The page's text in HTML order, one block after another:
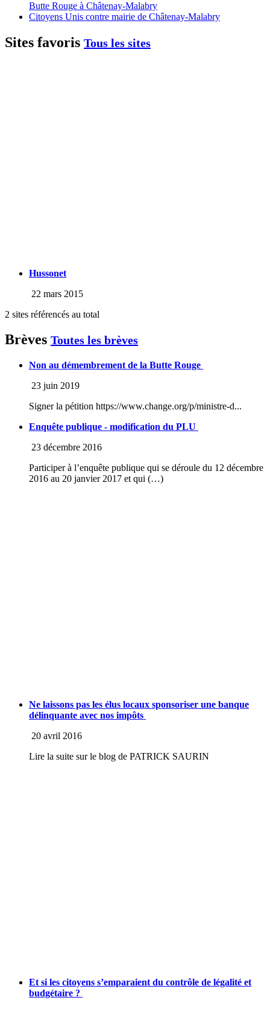
Butte Rouge à Châtenay-Malabry
Citoyens Unis contre mairie de Châtenay-Malabry
Sites favoris Tous les sites
Hussonet
22 mars 2015
2 sites référencés au total
Brèves Toutes les brèves
Non au démembrement de la Butte Rouge
23 juin 2019
Signer la pétition https://www.change.org/p/ministre-d...
Enquête publique - modification du PLU
23 décembre 2016
Participer à l’enquête publique qui se déroule du 12 décembre
2016 au 20 janvier 2017 et qui (…)
Ne laissons pas les élus locaux sponsoriser une banque
délinquante avec nos impôts
20 avril 2016
Lire la suite sur le blog de PATRICK SAURIN
Et si les citoyens s’emparaient du contrôle de légalité et
budgétaire ?